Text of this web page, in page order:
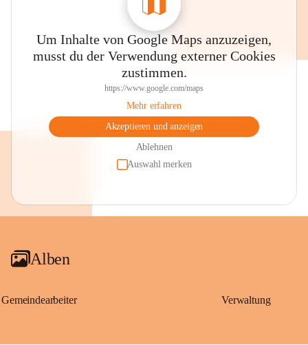
Um Inhalte von Google Maps anzuzeigen,
musst du der Verwendung externer Cookies
zustimmen.
https://www.google.com/maps
Mehr erfahren
Akzeptieren und anzeigen
Ablehnen
Auswahl merken
Alben
Gemeindearbeiter Verwaltung